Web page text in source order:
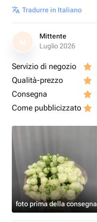
Tradurre in Italiano
M
Mittente
Luglio 2026
Servizio di negozio
Qualità-prezzo
Consegna
Come pubblicizzato
foto prima della consegna